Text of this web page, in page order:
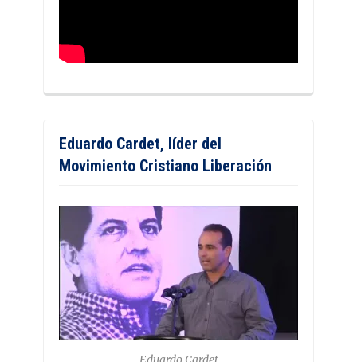
Eduardo Cardet, líder del
Movimiento Cristiano Liberación